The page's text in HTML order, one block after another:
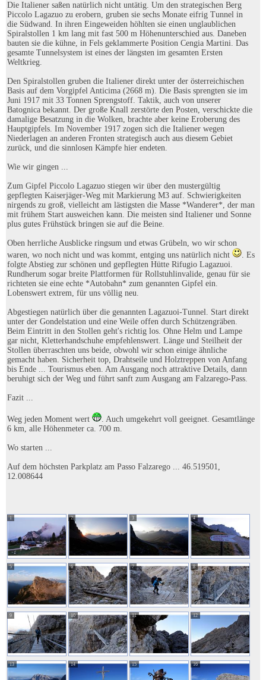
Die Italiener saßen natürlich nicht untätig. Um den strategischen Berg
Piccolo Lagazuo zu erobern, gruben sie sechs Monate eifrig Tunnel in
die Südwand. In ihren Eingeweiden höhlten sie einen unglaublichen
Spiralstollen 1 km lang mit fast 500 m Höhenunterschied aus. Daneben
bauten sie die kühne, in Fels geklammerte Position Cengia Martini. Das
gesamte Tunnelsystem ist eines der längsten im gesamten Ersten
Weltkrieg.
Den Spiralstollen gruben die Italiener direkt unter der österreichischen
Basis auf dem Vorgipfel Anticima (2668 m). Die Basis sprengten sie im
Juni 1917 mit 33 Tonnen Sprengstoff. Taktik, auch von unserer
Batognica bekannt. Der große Knall zerstörte den Posten, verschickte die
damalige Besatzung in die Wolken, brachte aber keine Eroberung des
Hauptgipfels. Im November 1917 zogen sich die Italiener wegen
Niederlagen an anderen Fronten strategisch auch aus diesem Gebiet
zurück, und die sinnlosen Kämpfe hier endeten.
Wie wir gingen ...
Zum Gipfel Piccolo Lagazuo stiegen wir über den mustergültig
gepflegten Kaiserjäger-Weg mit Markierung M3 auf. Schwierigkeiten
nirgends zu groß, vielleicht am lästigsten die Masse *Wanderer*, der man
mit frühem Start ausweichen kann. Die meisten sind Italiener und Sonne
plus gutes Frühstück bringen sie auf die Beine.
Oben herrliche Ausblicke ringsum und etwas Grübeln, wo wir schon
waren, wo noch nicht und was kommt, entging uns natürlich nicht
. Es
folgte Abstieg zur schönen und gepflegten Hütte Rifugio Lagazuoi.
Rundherum sogar breite Plattformen für Rollstuhlinvalide, genau für sie
richteten sie eine echte *Autobahn* zum genannten Gipfel ein.
Lobenswert extrem, für uns völlig neu.
Abgestiegen natürlich über die genannten Lagazuoi-Tunnel. Start direkt
unter der Gondelstation und eine Weile offen durch Schützengräben.
Beim Eintritt in den Stollen geht's richtig los. Ohne Helm und Lampe
gar nicht, Kletterhandschuhe empfehlenswert. Länge und Steilheit der
Stollen überraschten uns beide, obwohl wir schon einige ähnliche
gemacht haben. Sicherheit top, Drahtseile und Holztreppen von Anfang
bis Ende ... Tourismus eben. Am Ausgang noch attraktive Details, dann
beruhigt sich der Weg und führt sanft zum Ausgang am Falzarego-Pass.
Fazit ...
Weg jeden Moment wert
. Auch umgekehrt voll geeignet. Gesamtlänge
6 km, alle Höhenmeter ca. 700 m.
Wo starten ...
Auf dem höchsten Parkplatz am Passo Falzarego ... 46.519501,
12.008644
1 2 3 4
5 6 7 8
9 10 11 12
13 14 15 16